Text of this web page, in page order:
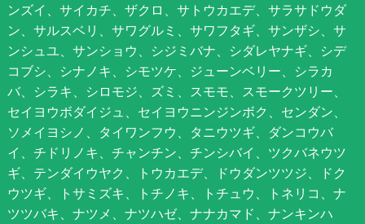
ンズイ、サイカチ、ザクロ、サトウカエデ、サラサドウダ
ン、サルスベリ、サワグルミ、サワフタギ、サンザシ、サ
ンシュユ、サンショウ、シジミバナ、シダレヤナギ、シデ
コブシ、シナノキ、シモツケ、ジューンベリー、シラカ
バ、シラキ、シロモジ、ズミ、スモモ、スモークツリー、
セイヨウボダイジュ、セイヨウニンジンボク、センダン、
ソメイヨシノ、タイワンフウ、タニウツギ、ダンコウバ
イ、チドリノキ、チャンチン、チンシバイ、ツクバネウツ
ギ、テンダイウヤク、トウカエデ、ドウダンツツジ、ドク
ウツギ、トサミズキ、トチノキ、トチュウ、トネリコ、ナ
ツツバキ、ナツメ、ナツハゼ、ナナカマド、ナンキンハ